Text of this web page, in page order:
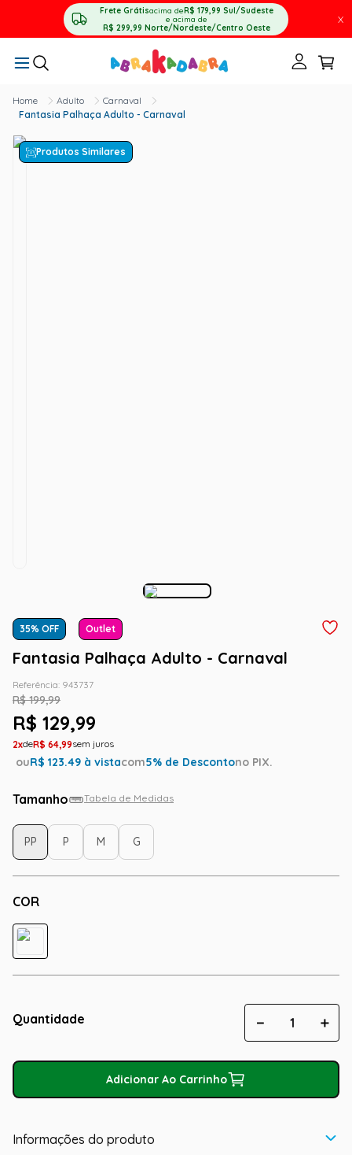
Frete Grátisacima deR$ 179,99 Sul/Sudeste
e acima de
R$ 299,99 Norte/Nordeste/Centro Oeste
X
Adulto
Carnaval
Fantasia Palhaça Adulto - Carnaval
Produtos Similares
35% OFF Outlet
Fantasia Palhaça Adulto - Carnaval
Referência: 943737
R$ 199,99
R$ 129,99
2 R$ 64,99
ouR$ 123.49 à vistacom5% de Descontono PIX.
Tamanho Tabela de Medidas
COR
PP P M G
Quantidade ＋
－
Adicionar Ao Carrinho
Informações do produto